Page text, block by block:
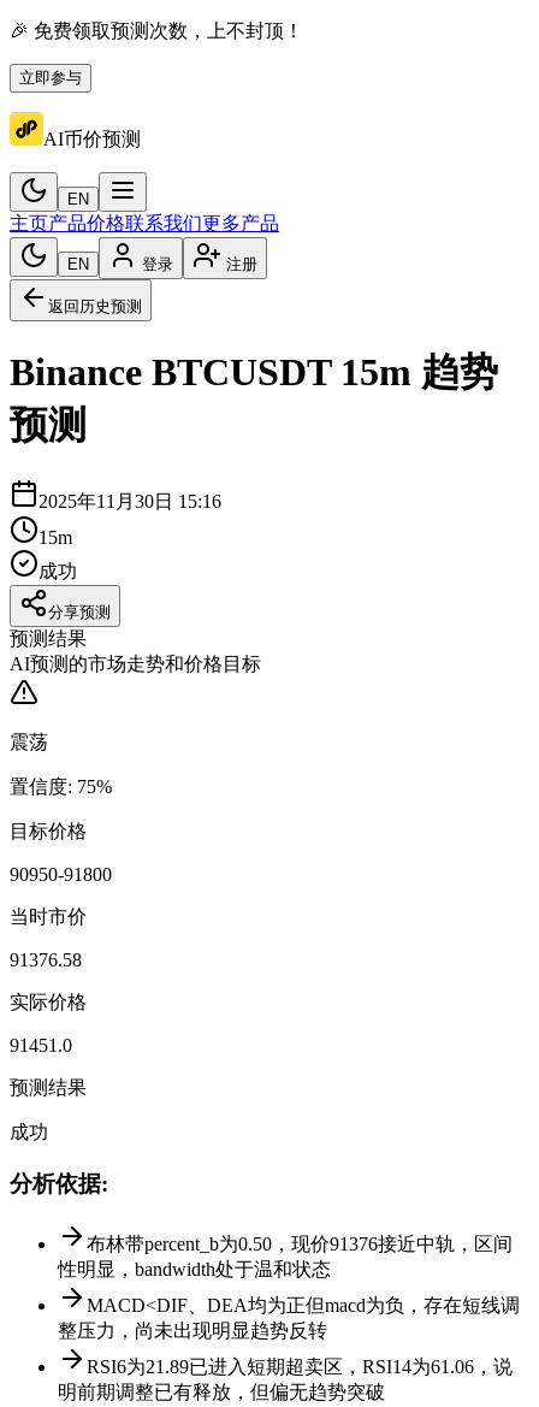
🎉 免费领取预测次数，上不封顶！
立即参与
AI币价预测
EN
主页产品价格联系我们更多产品
EN 登录 注册
返回历史预测
Binance BTCUSDT 15m 趋势
预测
2025年11月30日 15:16
15m
成功
分享预测
预测结果
AI预测的市场走势和价格目标
震荡
置信度: 75%
目标价格
90950-91800
当时市价
91376.58
实际价格
91451.0
预测结果
成功
分析依据:
布林带percent_b为0.50，现价91376接近中轨，区间
性明显，bandwidth处于温和状态
MACD<DIF、DEA均为正但macd为负，存在短线调
整压力，尚未出现明显趋势反转
RSI6为21.89已进入短期超卖区，RSI14为61.06，说
明前期调整已有释放，但偏无趋势突破